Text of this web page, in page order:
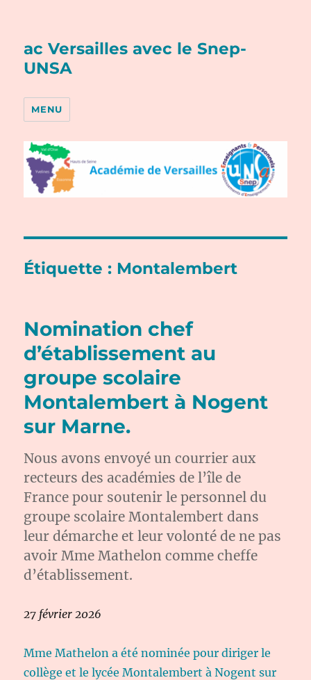
ac Versailles avec le Snep-
UNSA
MENU
Étiquette : Montalembert
Nomination chef
d’établissement au
groupe scolaire
Montalembert à Nogent
sur Marne.
Nous avons envoyé un courrier aux
recteurs des académies de l’île de
France pour soutenir le personnel du
groupe scolaire Montalembert dans
leur démarche et leur volonté de ne pas
avoir Mme Mathelon comme cheffe
d’établissement.
27 février 2026
Mme Mathelon a été nominée pour diriger le
collège et le lycée Montalembert à Nogent sur